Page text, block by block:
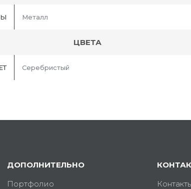
Металл
ЦВЕТА
Серебристый
ДОПОЛНИТЕЛЬНО
Портфолио